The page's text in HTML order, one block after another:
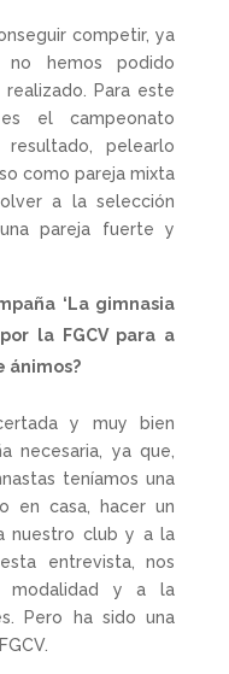
competir, ya
hemos podido
Para este
el campeonato
pelearlo
como pareja mixta
a la selección
pareja fuerte y
‘La gimnasia
la FGCV para a
ánimos?
y muy bien
necesaria, ya que,
teníamos una
en casa, hacer un
nuestro club y a la
entrevista, nos
modalidad y a la
Pero ha sido una